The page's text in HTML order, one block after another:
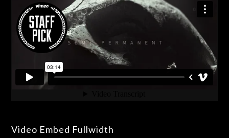
Video Embed Fullwidth